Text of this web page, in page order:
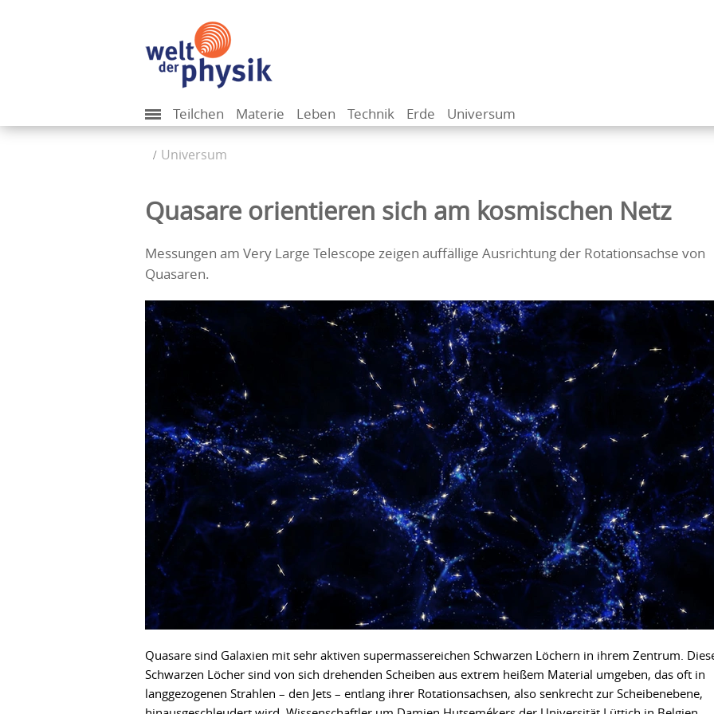
Teilchen Materie Leben Technik Erde Universum
Universum
Quasare orientieren sich am kosmischen Netz
Messungen am Very Large Telescope zeigen auffällige Ausrichtung der Rotationsachse von
Quasaren.
Quasare sind Galaxien mit sehr aktiven supermassereichen Schwarzen Löchern in ihrem Zentrum.
Schwarzen Löcher sind von sich drehenden Scheiben aus extrem heißem Material umgeben, das oft in
langgezogenen Strahlen – den Jets – entlang ihrer Rotationsachsen, also senkrecht zur Scheibenebene,